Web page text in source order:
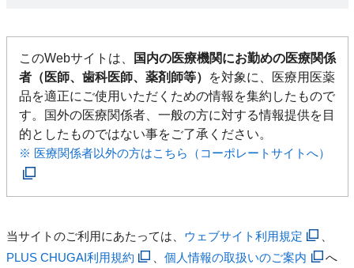
このWebサイトは、
国内の医療機関にお勤めの医療関係
者（医師、歯科医師、薬剤師等）
を対象に、医療用医薬
品を適正にご使用いただくための情報を集約したもので
す。国外の医療関係者、一般の方に対する情報提供を目
的としたものではない事をご了承ください。
※ 医療関係者以外の方はこちら（コーポレートサイトへ）
当サイトのご利用にあたっては、 ウェブサイト利用規定
PLUS CHUGAI利用規約
、個人情報の取扱いのご案内
へ